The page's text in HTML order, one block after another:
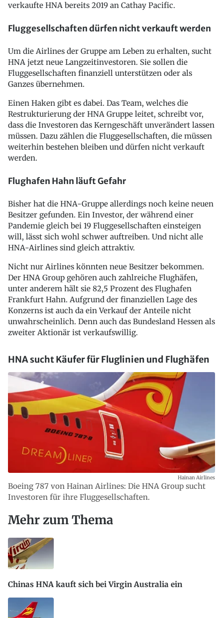
verkaufte HNA bereits 2019 an Cathay Pacific.
Fluggesellschaften dürfen nicht verkauft werden
Um die Airlines der Gruppe am Leben zu erhalten, sucht
HNA jetzt neue Langzeitinvestoren. Sie sollen die
Fluggesellschaften finanziell unterstützen oder als
Ganzes übernehmen.
Einen Haken gibt es dabei. Das Team, welches die
Restrukturierung der HNA Gruppe leitet, schreibt vor,
dass die Investoren das Kerngeschäft unverändert lassen
müssen. Dazu zählen die Fluggesellschaften, die müssen
weiterhin bestehen bleiben und dürfen nicht verkauft
werden.
Flughafen Hahn läuft Gefahr
Bisher hat die HNA-Gruppe allerdings noch keine neuen
Besitzer gefunden. Ein Investor, der während einer
Pandemie gleich bei 19 Fluggesellschaften einsteigen
will, lässt sich wohl schwer auftreiben. Und nicht alle
HNA-Airlines sind gleich attraktiv.
Nicht nur Airlines könnten neue Besitzer bekommen.
Der HNA Group gehören auch zahlreiche Flughäfen,
unter anderem hält sie 82,5 Prozent des Flughafen
Frankfurt Hahn. Aufgrund der finanziellen Lage des
Konzerns ist auch da ein Verkauf der Anteile nicht
unwahrscheinlich. Denn auch das Bundesland Hessen als
zweiter Aktionär ist verkaufswillig.
HNA sucht Käufer für Fluglinien und Flughäfen
Boeing 787 von Hainan Airlines: Die HNA Group sucht
Investoren für ihre Fluggesellschaften.
Hainan Airlines
Mehr zum Thema
Chinas HNA kauft sich bei Virgin Australia ein